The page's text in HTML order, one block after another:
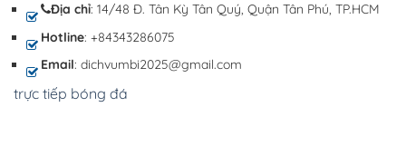
Địa chỉ: 14/48 Đ. Tân Kỳ Tân Quý, Quận Tân Phú, TP.HCM
Hotline: +84343286075
Email: dichvumbi2025@gmail.com
trực tiếp bóng đá